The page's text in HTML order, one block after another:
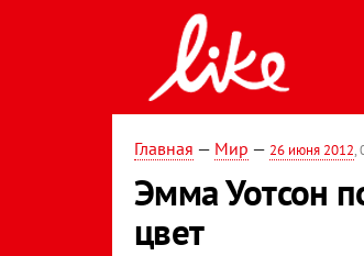
Главная — Мир — 26 июня 2012,
Эмма Уотсон
цвет